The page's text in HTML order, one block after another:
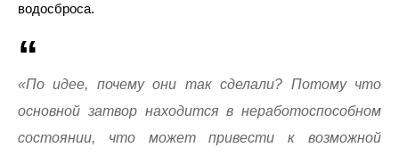
водосброса.
«По идее, почему они так сделали? Потому что
основной затвор находится в неработоспособном
состоянии, что может привести к возможной